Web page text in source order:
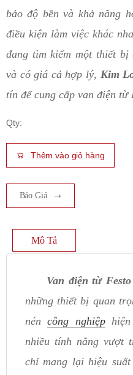
bảo độ bền và khả năng
điều kiện làm việc khác
đang tìm kiếm một thiết bị
và có giá cả hợp lý, Kim
tín để cung cấp van điện từ
Qty:
Thêm vào giỏ hàng
Báo Giá
Mô Tả
Van điện từ
những thiết bị quan
néncông nghiệphiện
nhiều tính năng vượt
chỉ mang lại hiệu